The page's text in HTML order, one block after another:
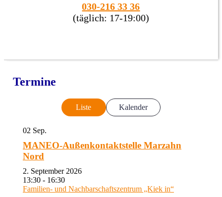
030-216 33 36
(täglich: 17-19:00)
Termine
Liste Kalender
02 Sep.
MANEO-Außenkontaktstelle Marzahn
Nord
2. September 2026
13:30 - 16:30
Familien- und Nachbarschaftszentrum „Kiek in“